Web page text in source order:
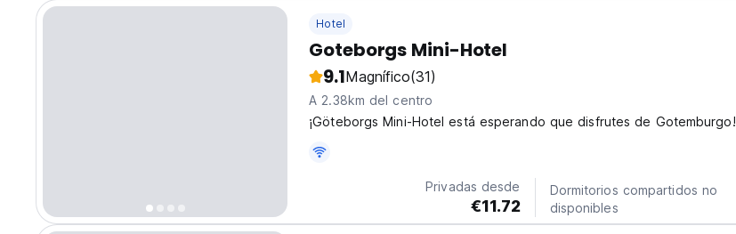
Hotel
Goteborgs Mini-Hotel
9.1Magnífico(31)
A 2.38km del centro
¡Göteborgs Mini-Hotel está esperando que disfrutes de Gotemburgo!
Privadas desde
€11.72
Dormitorios compartidos no
disponibles